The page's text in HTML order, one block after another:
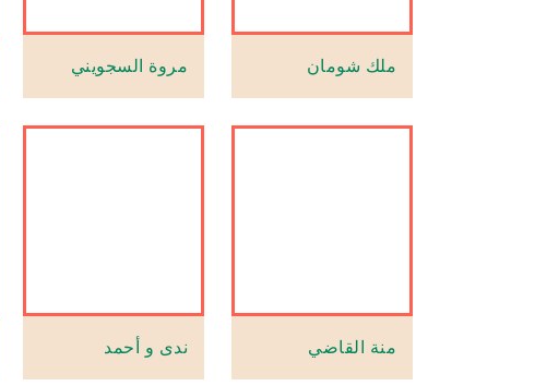
ملك شومان مروة السجويني
منة القاضي ندى و أحمد